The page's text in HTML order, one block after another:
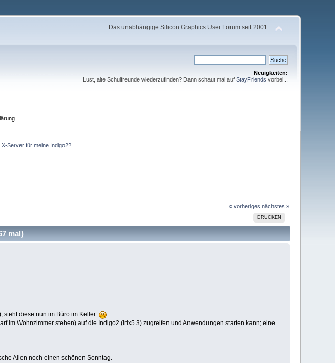
Das unabhängige Silicon Graphics User Forum seit 2001
Neuigkeiten:
Lust, alte Schulfreunde wiederzufinden? Dann schaut mal auf StayFriends vorbei...
X-Server für meine Indigo2?
« vorheriges nächstes »
DRUCKEN
mal)
steht diese nun im Büro im Keller
im Wohnzimmer stehen) auf die Indigo2 (Irix5.3) zugreifen und Anwendungen starten kann; eine
Allen noch einen schönen Sonntag.